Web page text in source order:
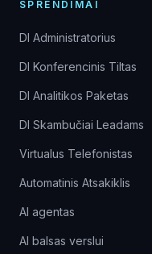
SPRENDIMAI
DI Administratorius
DI Konferencinis Tiltas
DI Analitikos Paketas
DI Skambučiai Leadams
Virtualus Telefonistas
Automatinis Atsakiklis
AI agentas
AI balsas verslui